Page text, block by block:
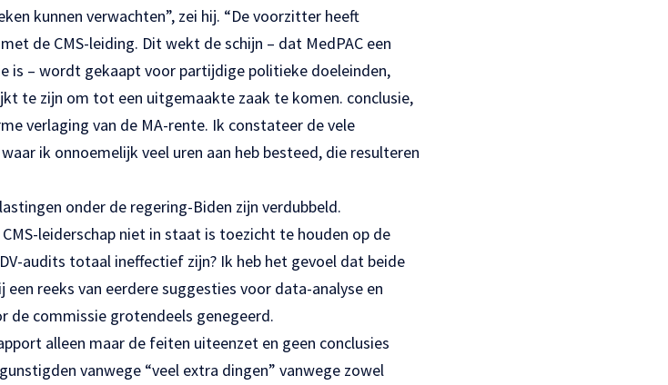
kunnen verwachten”, zei hij. “De voorzitter heeft
de CMS-leiding. Dit wekt de schijn – dat MedPAC een
is – wordt gekaapt voor partijdige politieke doeleinden,
te zijn om tot een uitgemaakte zaak te komen. conclusie,
verlaging van de MA-rente. Ik constateer de vele
ik onnoemelijk veel uren aan heb besteed, die resulteren
onder de regering-Biden zijn verdubbeld.
leiderschap niet in staat is toezicht te houden op de
audits totaal ineffectief zijn? Ik heb het gevoel dat beide
reeks van eerdere suggesties voor data-analyse en
de commissie grotendeels genegeerd.
alleen maar de feiten uiteenzet en geen conclusies
vanwege “veel extra dingen” vanwege zowel